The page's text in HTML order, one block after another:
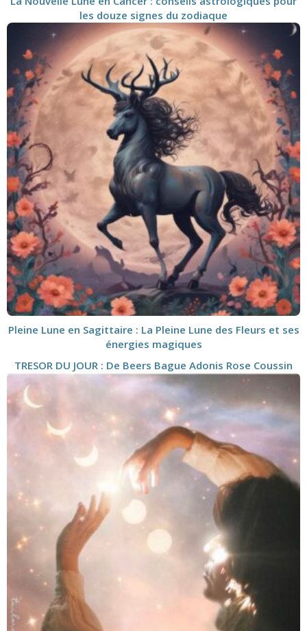
les douze signes du zodiaque
Pleine Lune en Sagittaire : La Pleine Lune des Fleurs et ses
énergies magiques
TRESOR DU JOUR : De Beers Bague Adonis Rose Coussin